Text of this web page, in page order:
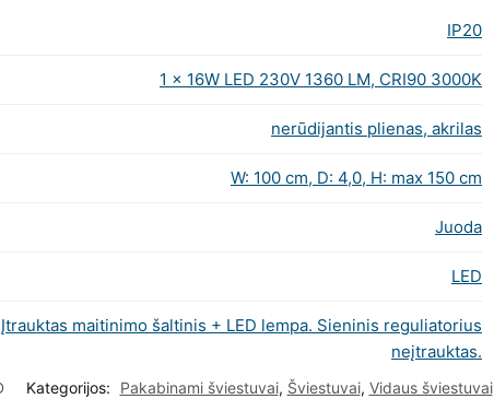
IP20
1 x 16W LED 230V 1360 LM, CRI90 3000K
nerūdijantis plienas, akrilas
W: 100 cm, D: 4,0, H: max 150 cm
Juoda
LED
Įtrauktas maitinimo šaltinis + LED lempa. Sieninis reguliatorius
neįtrauktas.
Kategorijos: Pakabinami šviestuvai, Šviestuvai, Vidaus šviestuvai